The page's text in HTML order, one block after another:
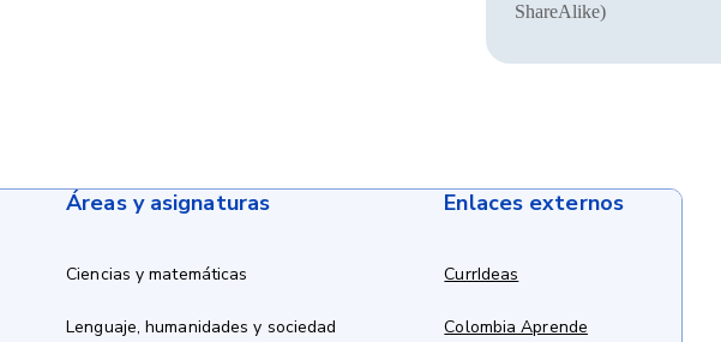
ShareAlike)
Áreas y asignaturas
Ciencias y matemáticas
Lenguaje, humanidades y sociedad
Enlaces externos
CurrIdeas
Colombia Aprende